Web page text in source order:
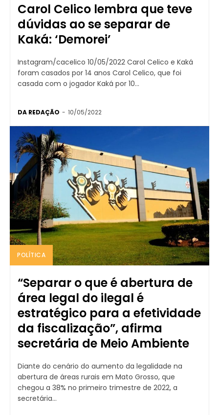
Carol Celico lembra que teve
dúvidas ao se separar de
Kaká: ‘Demorei’
Instagram/cacelico 10/05/2022 Carol Celico e Kaká
foram casados por 14 anos Carol Celico, que foi
casada com o jogador Kaká por 10...
DA REDAÇÃO - 10/05/2022
POLÍTICA
“Separar o que é abertura de
área legal do ilegal é
estratégico para a efetividade
da fiscalização”, afirma
secretária de Meio Ambiente
Diante do cenário do aumento da legalidade na
abertura de áreas rurais em Mato Grosso, que
chegou a 38% no primeiro trimestre de 2022, a
secretária...